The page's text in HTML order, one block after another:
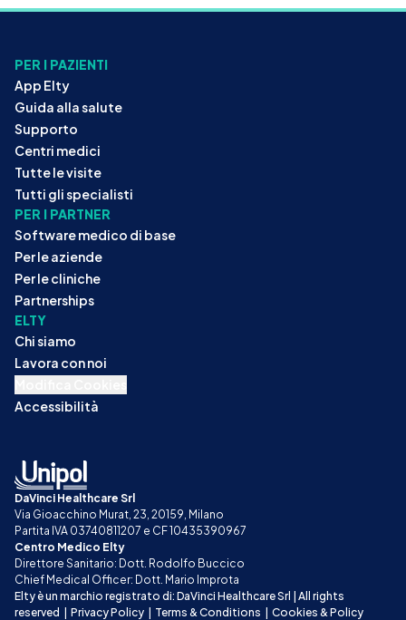
PER I PAZIENTI
App Elty
Guida alla salute
Supporto
Centri medici
Tutte le visite
Tutti gli specialisti
PER I PARTNER
Software medico di base
Per le aziende
Per le cliniche
Partnerships
ELTY
Chi siamo
Lavora con noi
Accessibilità
DaVinci Healthcare Srl
Via Gioacchino Murat, 23, 20159, Milano
Partita IVA 03740811207 e CF 10435390967
Centro Medico Elty
Direttore Sanitario: Dott. Rodolfo Buccico
Chief Medical Officer: Dott. Mario Improta
Elty è un marchio registrato di: DaVinci Healthcare Srl | All rights
reserved
Privacy Policy Terms & Conditions Cookies & Policy